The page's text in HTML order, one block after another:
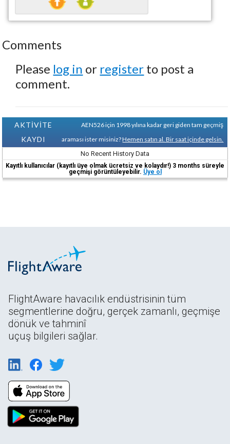
Comments
Please log in or register to post a
comment.
AKTİVİTE
KAYDI
AEN526 için 1998 yılına kadar geri giden tam geçmiş
araması ister misiniz?Hemen satın al. Bir saat içinde gelsin.
No Recent History Data
Kayıtlı kullanıcılar (kayıtlı üye olmak ücretsiz ve kolaydır!) 3 months süreyle
geçmişi görüntüleyebilir. Üye ol
FlightAware havacılık endüstrisinin tüm
segmentlerine doğru, gerçek zamanlı, geçmişe
dönük ve tahminî
uçuş bilgileri sağlar.